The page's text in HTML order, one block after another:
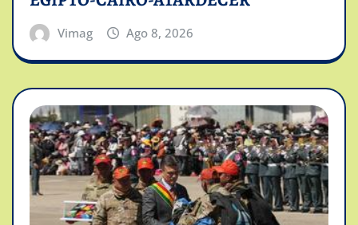
Vimag Ago 8, 2026